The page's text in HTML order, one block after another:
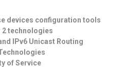
devices configuration
2 technologies
IPv6 Unicast Routing
of Service